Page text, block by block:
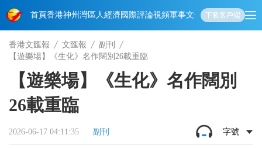
首頁香港神州 灣區人經濟國際評論視頻軍事文化 娛樂生活教育體
下載客戶端
香港文匯報 文匯報
副刊
【遊樂場】《生化》名作闊別26載重臨
【遊樂場】《生化》名作闊別
26載重臨
2026-06-17 04:11:35 副刊 字號